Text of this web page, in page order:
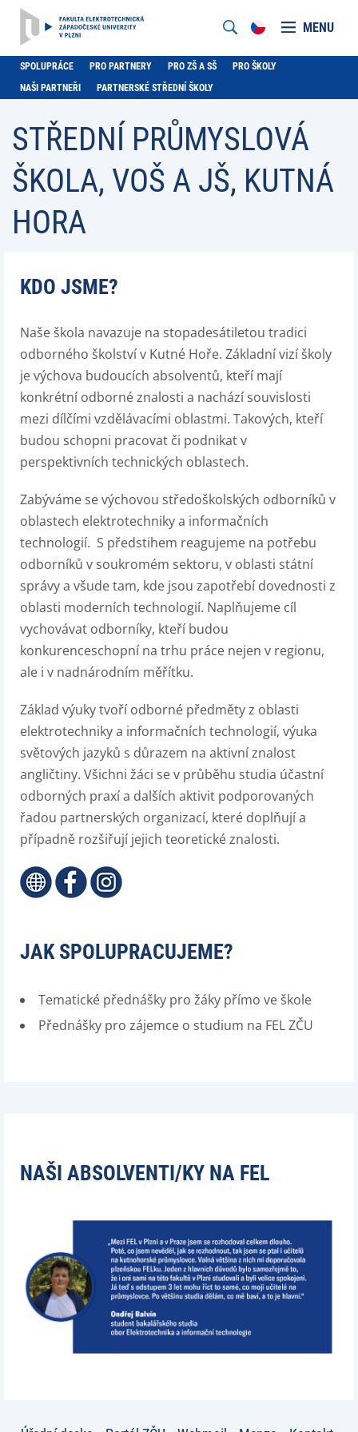
MENU
SPOLUPRÁCE PRO PARTNERY PRO ZŠ A SŠ
PRO ŠKOLY
NAŠI PARTNEŘI
PARTNERSKÉ STŘEDNÍ ŠKOLY
STŘEDNÍ PRŮMYSLOVÁ
ŠKOLA, VOŠ A JŠ, KUTNÁ
HORA
KDO JSME?
Naše škola navazuje na stopadesátiletou tradici
odborného školství v Kutné Hoře. Základní vizí školy
je výchova budoucích absolventů, kteří mají
konkrétní odborné znalosti a nachází souvislosti
mezi dílčími vzdělávacími oblastmi. Takových, kteří
budou schopni pracovat či podnikat v
perspektivních technických oblastech.
Zabýváme se výchovou středoškolských odborníků v
oblastech elektrotechniky a informačních
technologií. S předstihem reagujeme na potřebu
odborníků v soukromém sektoru, v oblasti státní
správy a všude tam, kde jsou zapotřebí dovednosti z
oblasti moderních technologií. Naplňujeme cíl
vychovávat odborníky, kteří budou
konkurenceschopní na trhu práce nejen v regionu,
ale i v nadnárodním měřítku.
Základ výuky tvoří odborné předměty z oblasti
elektrotechniky a informačních technologií, výuka
světových jazyků s důrazem na aktivní znalost
angličtiny. Všichni žáci se v průběhu studia účastní
odborných praxí a dalších aktivit podporovaných
řadou partnerských organizací, které doplňují a
případně rozšiřují jejich teoretické znalosti.
JAK SPOLUPRACUJEME?
Tematické přednášky pro žáky přímo ve škole
Přednášky pro zájemce o studium na FEL ZČU
NAŠI ABSOLVENTI/KY NA FEL